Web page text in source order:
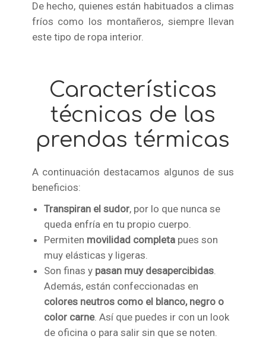
De hecho, quienes están habituados a climas
fríos como los montañeros, siempre llevan
este tipo de ropa interior.
Características
técnicas de las
prendas térmicas
A continuación destacamos algunos de sus
beneficios:
Transpiran el sudor, por lo que nunca se
queda enfría en tu propio cuerpo.
Permiten movilidad completapues son
muy elásticas y ligeras.
Son finas y pasan muy desapercibidas.
Además, están confeccionadas en
colores neutros como el blanco, negro o
color carne. Así que puedes ir con un look
de oficina o para salir sin que se noten.